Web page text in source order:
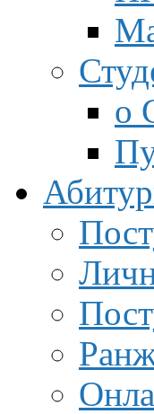
о